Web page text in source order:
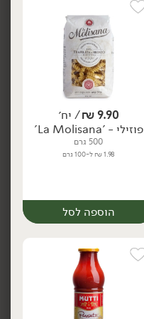
הוספה לסל
'Tartuflanghe'
60 גרם
141.50 ₪ ל-100 גרם
הוספה לסל
9.90
₪/ יח׳
פוזילי - 'La Molisana'
500 גרם
1.98 ₪ ל-100 גרם
הוספה לסל